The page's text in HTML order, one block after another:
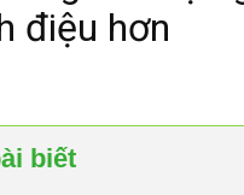
điệu hơn
biết